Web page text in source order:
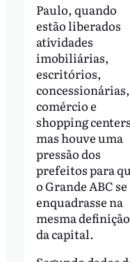
Paulo, quando
estão liberados
atividades
imobiliárias,
escritórios,
concessionárias,
comércio e
shopping
mas houve uma
pressão dos
prefeitos para
o Grande ABC se
enquadrasse na
mesma definição
da capital.